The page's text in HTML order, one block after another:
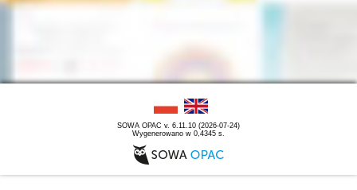
SOWA OPAC v. 6.11.10 (2026-07-24)
Wygenerowano w 0,4345 s.